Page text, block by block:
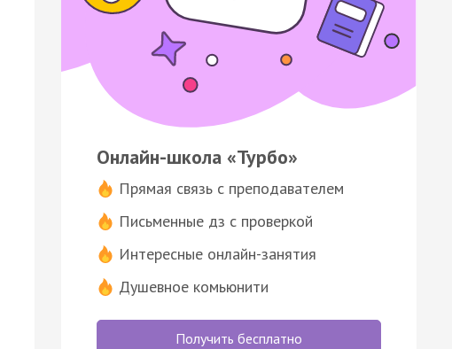
Онлайн-школа «Турбо»
Прямая связь с преподавателем
Письменные дз с проверкой
Интересные онлайн-занятия
Душевное комьюнити
Получить бесплатно